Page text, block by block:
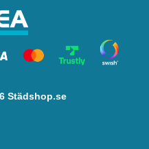
Städshop.se